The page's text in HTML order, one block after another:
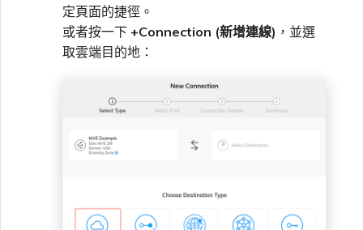
Connect
Wasabi
終止 MCR
Megaport 授權書
客戶註冊與入駐
使用 API 建立 MCR VXC
從 MVE 建立至 AWS 的 VXC
從 MVE 建立至 Azure 的
客戶安全責任
X-Auth Token 淘汰常見問題
API 淘汰常見問題
定頁面的捷徑。
或者按一下 +Connection (新增連線) ，並選
取雲端目的地：